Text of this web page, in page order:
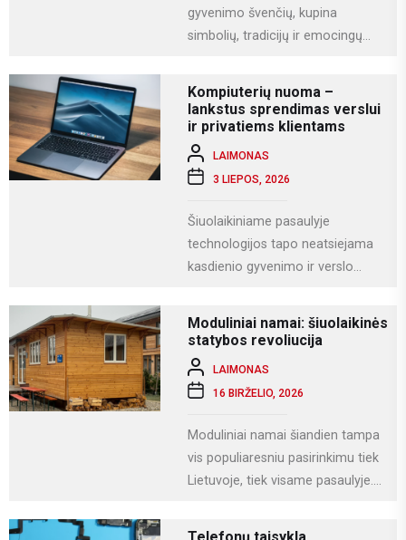
gyvenimo švenčių, kupina
simbolių, tradicijų ir emocingų
vestuvių...
Kompiuterių nuoma –
lankstus sprendimas verslui
ir privatiems klientams
LAIMONAS
3 LIEPOS, 2026
Šiuolaikiniame pasaulyje
technologijos tapo neatsiejama
kasdienio gyvenimo ir verslo
komunikacijai ir įvairioms
specializuotoms užduotims...
Moduliniai namai: šiuolaikinės
statybos revoliucija
LAIMONAS
16 BIRŽELIO, 2026
Moduliniai namai šiandien tampa
vis populiaresniu pasirinkimu tiek
Lietuvoje, tiek visame pasaulyje.